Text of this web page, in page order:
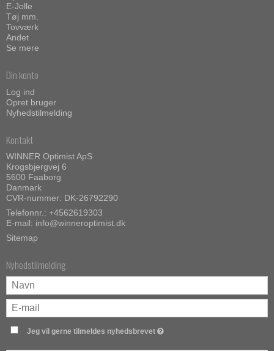
E-Jolle
Tøj mm.
Tovværk
Andet
Se mere
Din konto
Log ind
Opret bruger
Nyhedstilmelding
Kontakt
WINNER Optimist ApS
Krogsbjergvej 6
5600 Faaborg
Danmark
CVR-nummer: DK-26792290
Telefonnr.: +4562619303
E-mail: info@winneroptimist.dk
Sitemap
Nyhedstilmelding
Jeg vil gerne tilmeldes nyhedsbrevet